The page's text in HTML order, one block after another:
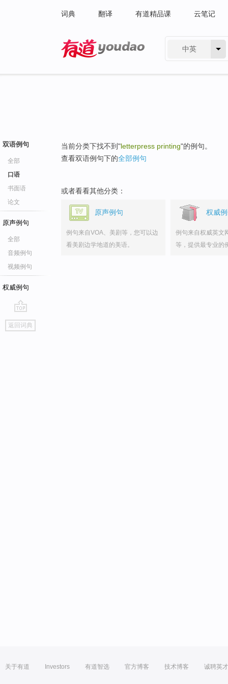
词典 翻译 有道精品课 云笔记
中英
双语例句
全部
口语
书面语
论文
原声例句
全部
音频例句
视频例句
权威例句
go
top
返回词典
当前分类下找不到"letterpress printing"的例句。
查看双语例句下的全部例句
或者看看其他分类：
原声例句
例句来自VOA、美剧等，您可以边
看美剧边学地道的美语。
权威
例句来自权威英文
等，提供最专业的
关于有道 Investors 有道智选 官方博客 技术博客 诚聘英才